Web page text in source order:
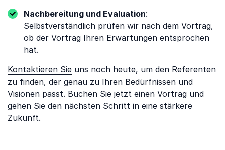
Nachbereitung und Evaluation:
Selbstverständlich prüfen wir nach dem Vortrag,
ob der Vortrag Ihren Erwartungen entsprochen
hat.
Kontaktieren Sie uns noch heute, um den Referenten
zu finden, der genau zu Ihren Bedürfnissen und
Visionen passt. Buchen Sie jetzt einen Vortrag und
gehen Sie den nächsten Schritt in eine stärkere
Zukunft.